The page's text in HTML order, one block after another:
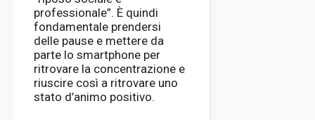
professionale”. È quindi
fondamentale prendersi
delle pause e mettere da
parte lo smartphone per
ritrovare la concentrazione e
riuscire così a ritrovare uno
stato d’animo positivo.